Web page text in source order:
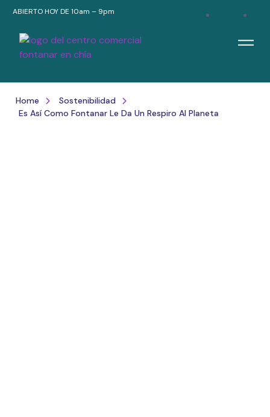
ABIERTO HOY DE 10am – 9pm
Home
Sostenibilidad
Es Así Como Fontanar Le Da Un Respiro Al Planeta